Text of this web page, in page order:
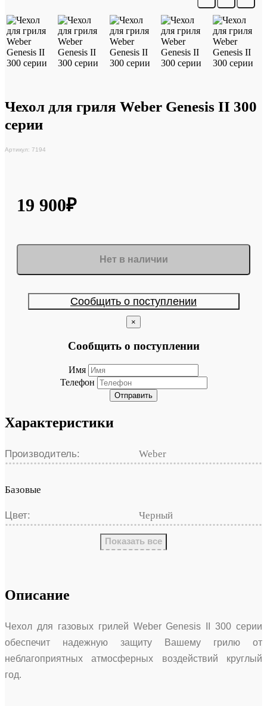
Чехол для гриля Weber Genesis II 300
серии
Артикул: 7194
19 900₽
Нет в наличии
Сообщить о поступлении
×
Сообщить о поступлении
Имя
Телефон
Отправить
Характеристики
Производитель: Weber
Базовые
Цвет: Черный
Показать все
Описание
Чехол для газовых грилей Weber Genesis II 300 серии
обеспечит надежную защиту Вашему грилю от
неблагоприятных атмосферных воздействий круглый
год.